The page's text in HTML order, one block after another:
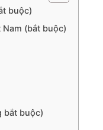
buộc)
Nam (bắt buộc)
bắt buộc)